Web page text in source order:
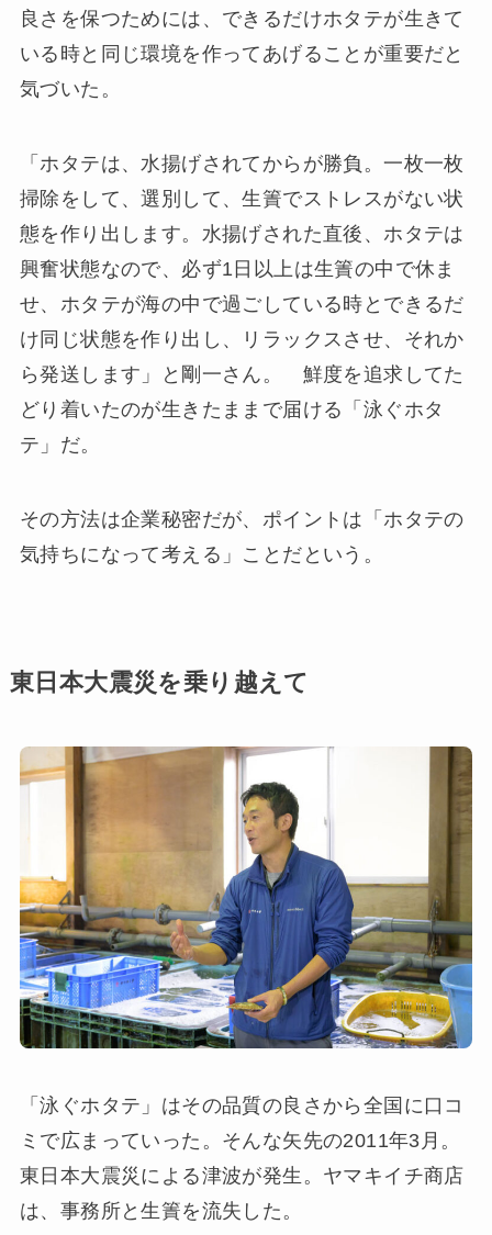
良さを保つためには、できるだけホタテが生きて
いる時と同じ環境を作ってあげることが重要だと
気づいた。
「ホタテは、水揚げされてからが勝負。一枚一枚
掃除をして、選別して、生簀でストレスがない状
態を作り出します。水揚げされた直後、ホタテは
興奮状態なので、必ず1日以上は生簀の中で休ま
せ、ホタテが海の中で過ごしている時とできるだ
け同じ状態を作り出し、リラックスさせ、それか
ら発送します」と剛一さん。 鮮度を追求してた
どり着いたのが生きたままで届ける「泳ぐホタ
テ」だ。
その方法は企業秘密だが、ポイントは「ホタテの
気持ちになって考える」ことだという。
東日本大震災を乗り越えて
「泳ぐホタテ」はその品質の良さから全国に口コ
ミで広まっていった。そんな矢先の2011年3月。
東日本大震災による津波が発生。ヤマキイチ商店
は、事務所と生簀を流失した。